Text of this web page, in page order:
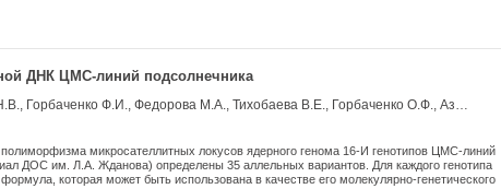
проявил себя как невысокий. Среднее число аллелей на локус составило 2,3.
PIC находились в диапазоне от 0,17 у локуса RTS40 до 0,59 у RTS28. Среднее
составила 59 %.
ДНК ЦМС-линий подсолнечника
Усатов А.В., Маркин Н.В., Горбаченко Ф.И., Федорова М.А., Тихобаева В.Е., Горбаченко О.Ф., Азарин К.В.
полиморфизма микросателлитных локусов ядерного генома 16-И генотипов ЦМС-линий
ДОС им. Л.А. Жданова) определены 35 аллельных вариантов. Для каждого генотипа
которая может быть использована в качестве его молекулярно-генетического